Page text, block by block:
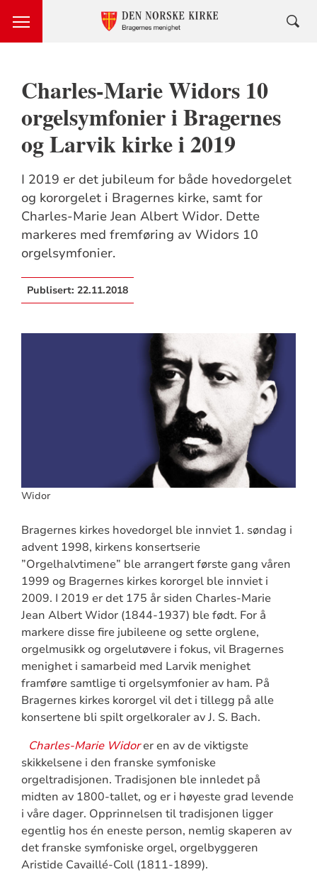
Charles-Marie Widors 10
orgelsymfonier i Bragernes
og Larvik kirke i 2019
I 2019 er det jubileum for både hovedorgelet
og kororgelet i Bragernes kirke, samt for
Charles-Marie Jean Albert Widor. Dette
markeres med fremføring av Widors 10
orgelsymfonier.
Publisert: 22.11.2018
Widor
Bragernes kirkes hovedorgel ble innviet 1. søndag i
advent 1998, kirkens konsertserie
”Orgelhalvtimene” ble arrangert første gang våren
1999 og Bragernes kirkes kororgel ble innviet i
2009. I 2019 er det 175 år siden Charles-Marie
Jean Albert Widor (1844-1937) ble født. For å
markere disse fire jubileene og sette orglene,
orgelmusikk og orgelutøvere i fokus, vil Bragernes
menighet i samarbeid med Larvik menighet
framføre samtlige ti orgelsymfonier av ham. På
Bragernes kirkes kororgel vil det i tillegg på alle
konsertene bli spilt orgelkoraler av J. S. Bach.
Charles-Marie Widorer en av de viktigste
skikkelsene i den franske symfoniske
orgeltradisjonen. Tradisjonen ble innledet på
midten av 1800-tallet, og er i høyeste grad levende
i våre dager. Opprinnelsen til tradisjonen ligger
egentlig hos én eneste person, nemlig skaperen av
det franske symfoniske orgel, orgelbyggeren
Aristide Cavaillé-Coll (1811-1899).